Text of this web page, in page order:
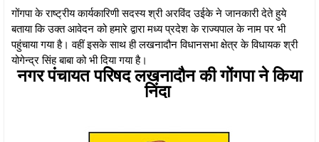
गोंगपा के राष्ट्रीय कार्यकारिणी सदस्य श्री अरविंद उईके ने जानकारी देते हुये
बताया कि उक्त आवेदन को हमारे द्वारा मध्य प्रदेश के राज्यपाल के नाम पर भी
पहुंचाया गया है। वहीं इसके साथ ही लखनादौन विधानसभा क्षेत्र के विधायक श्री
योगेन्द्र सिंह बाबा को भी दिया गया है।
नगर पंचायत परिषद लखनादौन की गोंगपा ने किया
निंदा